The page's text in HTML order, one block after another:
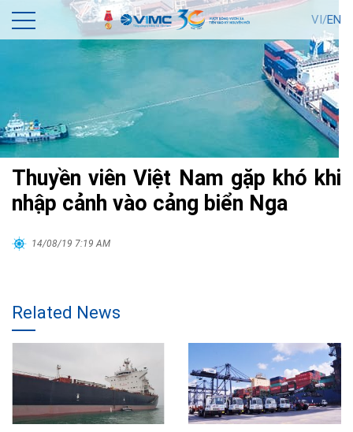
VI/EN
Thuyền viên Việt Nam gặp khó khi
nhập cảnh vào cảng biển Nga
14/08/19 7:19 AM
Related News